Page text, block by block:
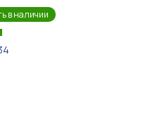
в наличии